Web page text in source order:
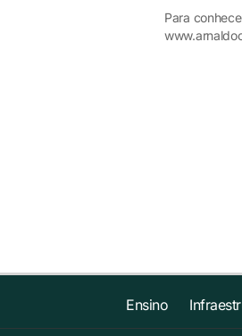
Para
Ensino